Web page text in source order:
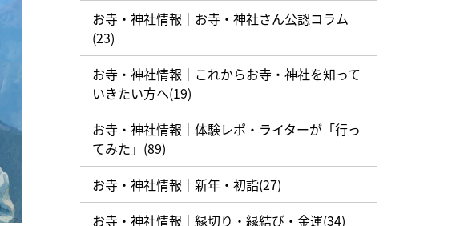
お寺・神社情報｜お寺・神社さん公認コラム
(23)
お寺・神社情報｜これからお寺・神社を知って
いきたい方へ(19)
お寺・神社情報｜体験レポ・ライターが「行っ
てみた」(89)
お寺・神社情報｜新年・初詣(27)
お寺・神社情報｜縁切り・縁結び・金運(34)